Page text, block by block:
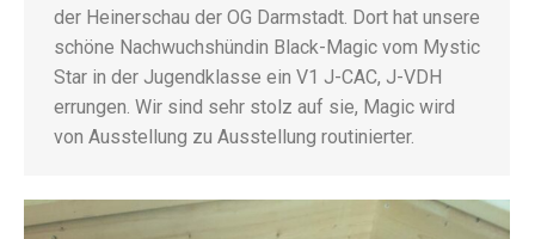
der Heinerschau der OG Darmstadt. Dort hat unsere
schöne Nachwuchshündin Black-Magic vom Mystic
Star in der Jugendklasse ein V1 J-CAC, J-VDH
errungen. Wir sind sehr stolz auf sie, Magic wird
von Ausstellung zu Ausstellung routinierter.